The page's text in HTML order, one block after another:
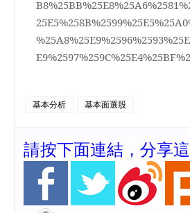
基本分析 基本面選股
請按下面連結，分享